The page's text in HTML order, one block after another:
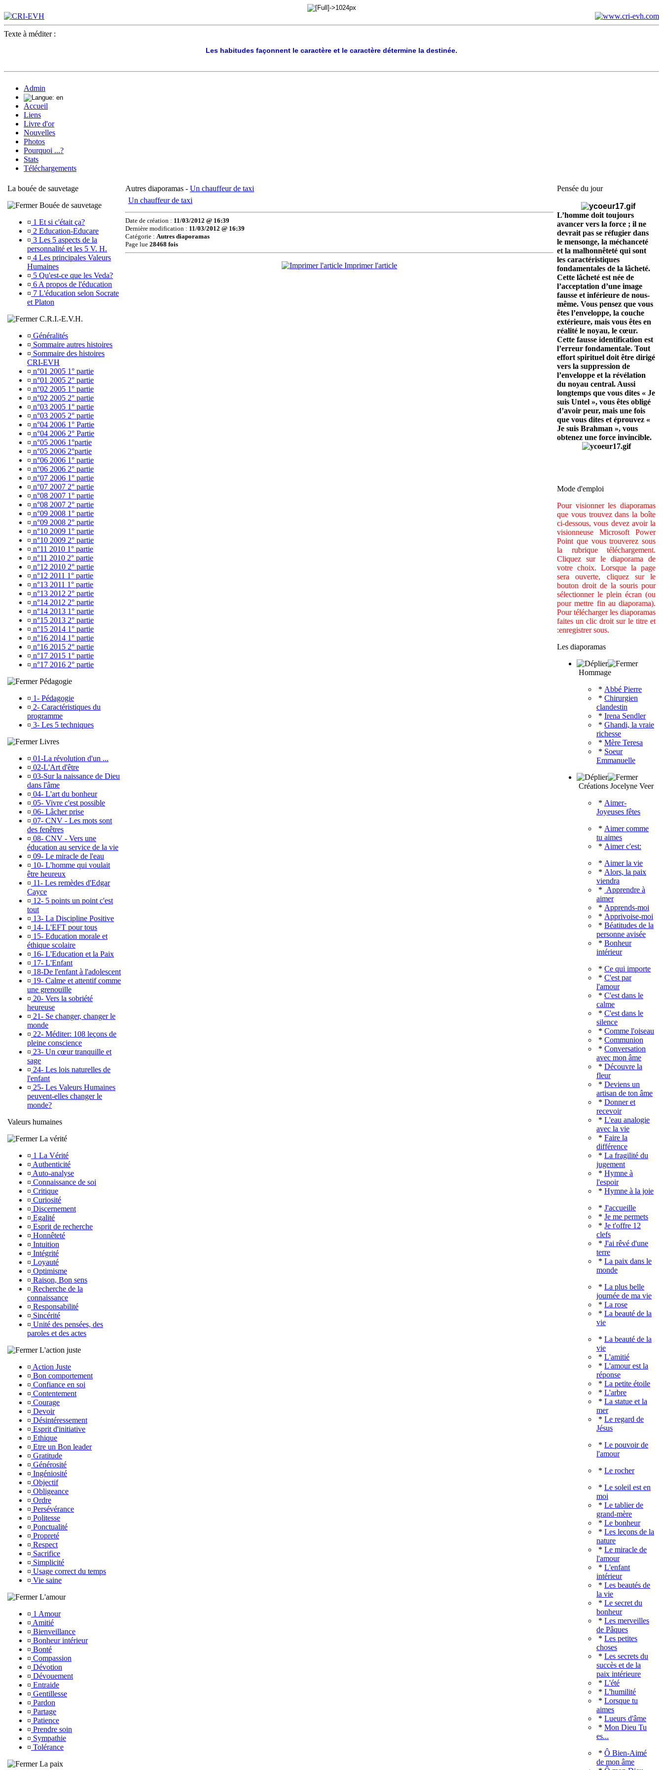
Texte à méditer :
Les habitudes façonnent le caractère et le caractère détermine la destinée.
Admin
Accueil
Liens
Livre d'or
Nouvelles
Photos
Pourquoi ...?
Stats
Téléchargements
La bouée de sauvetage
Bouée de sauvetage
¤ 1 Et si c'était ça?
¤ 2 Education-Educare
¤ 3 Les 5 aspects de la
personnalité et les 5 V. H.
¤ 4 Les principales Valeurs
Humaines
¤ 5 Qu'est-ce que les Veda?
¤ 6 A propos de l'éducation
¤ 7 L'éducation selon Socrate
et Platon
C.R.I.-E.V.H.
¤ Généralités
¤ Sommaire autres histoires
¤ Sommaire des histoires
CRI-EVH
¤ n°01 2005 1° partie
¤ n°01 2005 2° partie
¤ n°02 2005 1° partie
¤ n°02 2005 2° partie
¤ n°03 2005 1° partie
¤ n°03 2005 2° partie
¤ n°04 2006 1° Partie
¤ n°04 2006 2° Partie
¤ n°05 2006 1°partie
¤ n°05 2006 2°partie
¤ n°06 2006 1° partie
¤ n°06 2006 2° partie
¤ n°07 2006 1° partie
¤ n°07 2007 2° partie
¤ n°08 2007 1° partie
¤ n°08 2007 2° partie
¤ n°09 2008 1° partie
¤ n°09 2008 2° partie
¤ n°10 2009 1° partie
¤ n°10 2009 2° partie
¤ n°11 2010 1° partie
¤ n°11 2010 2° partie
¤ n°12 2010 2° partie
¤ n°12 2011 1° partie
¤ n°13 2011 1° partie
¤ n°13 2012 2° partie
¤ n°14 2012 2° partie
¤ n°14 2013 1° partie
¤ n°15 2013 2° partie
¤ n°15 2014 1° partie
¤ n°16 2014 1° partie
¤ n°16 2015 2° partie
¤ n°17 2015 1° partie
¤ n°17 2016 2° partie
Pédagogie
¤ 1- Pédagogie
¤ 2- Caractéristiques du
programme
¤ 3- Les 5 techniques
Livres
¤ 01-La révolution d'un ...
¤ 02-L'Art d'être
¤ 03-Sur la naissance de Dieu
dans l'âme
¤ 04- L'art du bonheur
¤ 05- Vivre c'est possible
¤ 06- Lâcher prise
¤ 07- CNV - Les mots sont
des fenêtres
¤ 08- CNV - Vers une
éducation au service de la vie
¤ 09- Le miracle de l'eau
¤ 10- L'homme qui voulait
être heureux
¤ 11- Les remèdes d'Edgar
Cayce
¤ 12- 5 points un point c'est
tout
¤ 13- La Discipline Positive
¤ 14- L'EFT pour tous
¤ 15- Education morale et
éthique scolaire
¤ 16- L'Education et la Paix
¤ 17- L'Enfant
¤ 18-De l'enfant à l'adolescent
¤ 19- Calme et attentif comme
une grenouille
¤ 20- Vers la sobriété
heureuse
¤ 21- Se changer, changer le
monde
¤ 22- Méditer: 108 leçons de
pleine conscience
¤ 23- Un cœur tranquille et
sage
¤ 24- Les lois naturelles de
l'enfant
¤ 25- Les Valeurs Humaines
peuvent-elles changer le
monde?
Valeurs humaines
La vérité
¤ 1 La Vérité
¤ Authenticité
¤ Auto-analyse
¤ Connaissance de soi
¤ Critique
¤ Curiosité
¤ Discernement
¤ Egalité
¤ Esprit de recherche
¤ Honnêteté
¤ Intuition
¤ Intégrité
¤ Loyauté
¤ Optimisme
¤ Raison, Bon sens
¤ Recherche de la
connaissance
¤ Responsabilité
¤ Sincérité
¤ Unité des pensées, des
paroles et des actes
L'action juste
¤ Action Juste
¤ Bon comportement
¤ Confiance en soi
¤ Contentement
¤ Courage
¤ Devoir
¤ Désintéressement
¤ Esprit d'initiative
¤ Ethique
¤ Etre un Bon leader
¤ Gratitude
¤ Générosité
¤ Ingéniosité
¤ Objectif
¤ Obligeance
¤ Ordre
¤ Persévérance
¤ Politesse
¤ Ponctualité
¤ Propreté
¤ Respect
¤ Sacrifice
¤ Simplicité
¤ Usage correct du temps
¤ Vie saine
L'amour
¤ 1 Amour
¤ Amitié
¤ Bienveillance
¤ Bonheur intérieur
¤ Bonté
¤ Compassion
¤ Dévotion
¤ Dévouement
¤ Entraide
¤ Gentillesse
¤ Pardon
¤ Partage
¤ Patience
¤ Prendre soin
¤ Sympathie
¤ Tolérance
La paix
Autres diaporamas - Un chauffeur de taxi
Un chauffeur de taxi
Date de création : 11/03/2012 @ 16:39
Dernière modification : 11/03/2012 @ 16:39
Catégorie : Autres diaporamas
Page lue 28468 fois
Imprimer l'article
Pensée du jour
L’homme doit toujours
avancer vers la force ; il ne
devrait pas se réfugier dans
le mensonge, la méchanceté
et la malhonnêteté qui sont
les caractéristiques
fondamentales de la lâcheté.
Cette lâcheté est née de
l’acceptation d’une image
fausse et inférieure de nous-
même. Vous pensez que vous
êtes l’enveloppe, la couche
extérieure, mais vous êtes en
réalité le noyau, le cœur.
Cette fausse identification est
l’erreur fondamentale. Tout
effort spirituel doit être dirigé
vers la suppression de
l’enveloppe et la révélation
du noyau central. Aussi
longtemps que vous dites « Je
suis Untel », vous êtes obligé
d’avoir peur, mais une fois
que vous dites et éprouvez «
Je suis Brahman », vous
obtenez une force invincible.
Mode d'emploi
Pour visionner les diaporamas
que vous trouvez dans la boîte
ci-dessous, vous devez avoir la
visionneuse Microsoft Power
Point que vous trouverez sous
la rubrique téléchargement.
Cliquez sur le diaporama de
votre choix. Lorsque la page
sera ouverte, cliquez sur le
bouton droit de la souris pour
sélectionner le plein écran (ou
pour mettre fin au diaporama).
Pour télécharger les diaporamas
faites un clic droit sur le titre et
:enregistrer sous.
Les diaporamas
Hommage
* Abbé Pierre
* Chirurgien
clandestin
* Irena Sendler
* Ghandi, la vraie
richesse
* Mère Teresa
* Soeur
Emmanuelle
Créations Jocelyne Veer
* Aimer-
Joyeuses fêtes
* Aimer comme
tu aimes
* Aimer c'est:
* Aimer la vie
* Alors, la paix
viendra
* Apprendre à
aimer
* Apprends-moi
* Apprivoise-moi
* Béatitudes de la
personne avisée
* Bonheur
intérieur
* Ce qui importe
* C'est par
l'amour
* C'est dans le
calme
* C'est dans le
silence
* Comme l'oiseau
* Communion
* Conversation
avec mon âme
* Découvre la
fleur
* Deviens un
artisan de ton âme
* Donner et
recevoir
* L'eau analogie
avec la vie
* Faire la
différence
* La fragilité du
jugement
* Hymne à
l'espoir
* Hymne à la joie
* J'accueille
* Je me permets
* Je t'offre 12
clefs
* J'ai rêvé d'une
terre
* La paix dans le
monde
* La plus belle
journée de ma vie
* La rose
* La beauté de la
vie
* La beauté de la
vie
* L'amitié
* L'amour est la
réponse
* La petite étoile
* L'arbre
* La statue et la
mer
* Le regard de
Jésus
* Le pouvoir de
l'amour
* Le rocher
* Le soleil est en
moi
* Le tablier de
grand-mère
* Le bonheur
* Les leçons de la
nature
* Le miracle de
l'amour
* L'enfant
intérieur
* Les beautés de
la vie
* Le secret du
bonheur
* Les merveilles
de Pâques
* Les petites
choses
* Les secrets du
succès et de la
paix intérieure
* L'été
* L'humilité
* Lorsque tu
aimes
* Lueurs d'âme
* Mon Dieu Tu
es...
* Ô Bien-Aimé
de mon âme